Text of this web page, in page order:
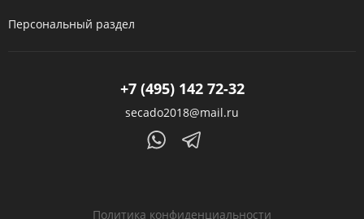
Персональный раздел
+7 (495) 142 72-32
secado2018@mail.ru
Политика конфиденциальности